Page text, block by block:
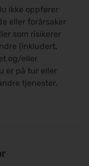
ikke oppfører
eller forårsaker
som risikerer
(inkludert,
og/eller
er på tur eller
tjenester.